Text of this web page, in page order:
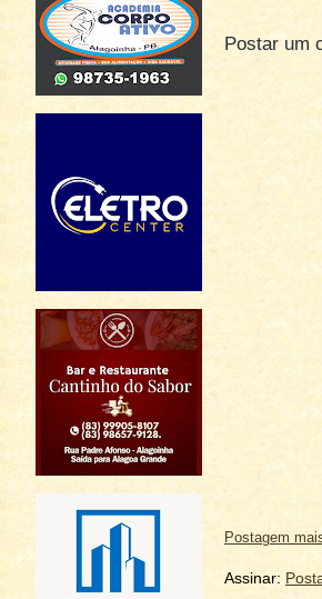
Postar um
Postagem
Assinar: